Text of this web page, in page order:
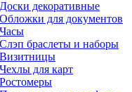
Доски декоративные
Обложки для документов
Часы
Слэп браслеты и наборы
Визитницы
Чехлы для карт
Ростомеры